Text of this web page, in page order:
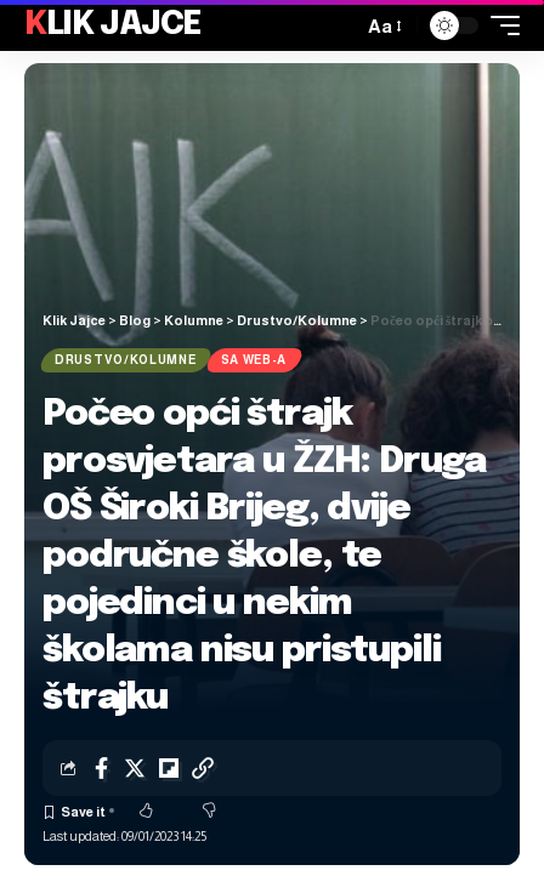
KLIK JAJCE Aa
Klik Jajce > Blog > Kolumne > Drustvo/Kolumne > Počeo opći štrajk prosvjetara u ŽZH: Druga OŠ Široki Brijeg, dvije područne škole, te pojedinci u nekim školama nisu pristupili štrajku
DRUSTVO/KOLUMNE SA WEB-A
Počeo opći štrajk
prosvjetara u ŽZH: Druga
OŠ Široki Brijeg, dvije
područne škole, te
pojedinci u nekim
školama nisu pristupili
štrajku
Last updated: 09/01/2023 14:25